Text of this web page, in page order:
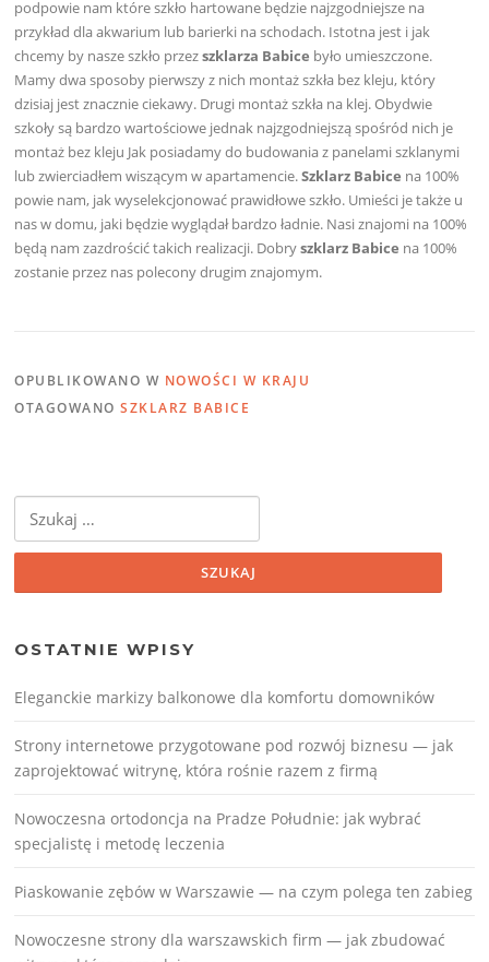
podpowie nam które szkło hartowane będzie najzgodniejsze na
przykład dla akwarium lub barierki na schodach. Istotna jest i jak
chcemy by nasze szkło przezszklarza Babice było umieszczone.
Mamy dwa sposoby pierwszy z nich montaż szkła bez kleju, który
dzisiaj jest znacznie ciekawy. Drugi montaż szkła na klej. Obydwie
szkoły są bardzo wartościowe jednak najzgodniejszą spośród nich je
montaż bez kleju Jak posiadamy do budowania z panelami szklanymi
lub zwierciadłem wiszącym w apartamencie.Szklarz Babice na 100%
powie nam, jak wyselekcjonować prawidłowe szkło. Umieści je także u
nas w domu, jaki będzie wyglądał bardzo ładnie. Nasi znajomi na 100%
będą nam zazdrościć takich realizacji. Dobryszklarz Babice na 100%
zostanie przez nas polecony drugim znajomym.
OPUBLIKOWANO W NOWOŚCI W KRAJU
OTAGOWANOSZKLARZ BABICE
OSTATNIE WPISY
Eleganckie markizy balkonowe dla komfortu domowników
Strony internetowe przygotowane pod rozwój biznesu — jak
zaprojektować witrynę, która rośnie razem z firmą
Nowoczesna ortodoncja na Pradze Południe: jak wybrać
specjalistę i metodę leczenia
Piaskowanie zębów w Warszawie — na czym polega ten zabieg
Nowoczesne strony dla warszawskich firm — jak zbudować